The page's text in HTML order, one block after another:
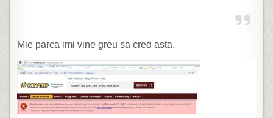
Mie parca imi vine greu sa cred asta.